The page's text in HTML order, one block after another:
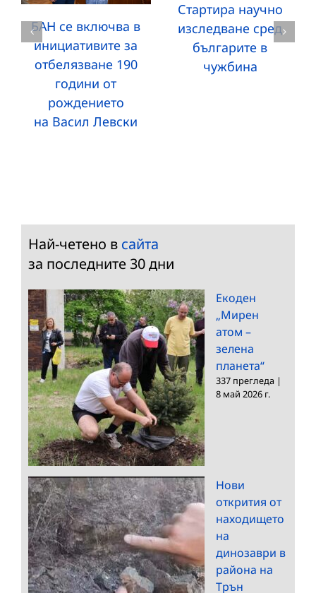
БАН се включва в
инициативите за
отбелязване 190
години от
рождението
на Васил Левски
Стартира научно
изследване сред
българите в
чужбина
Най-четено в сайта
за последните 30 дни
Екоден
„Мирен
атом –
зелена
планета“
337 прегледа |
8 май 2026 г.
Нови
открития от
находището
на
динозаври в
района на
Трън